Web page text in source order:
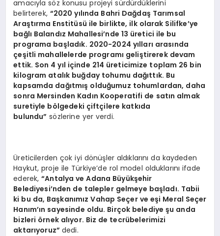
amacıyla söz konusu projeyi sürdürdüklerini
belirterek, “2020 yılında Bahri Dağdaş Tarımsal
Araştırma Enstitüsü ile birlikte, ilk olarak Silifke’ye
bağlı Balandız Mahallesi’nde 13 üretici ile bu
programa başladık. 2020-2024 yılları arasında
çeşitli mahallelerde programı geliştirerek devam
ettik. Son 4 yıl içinde 214 üreticimize toplam 26 bin
kilogram atalık buğday tohumu dağıttık. Bu
kapsamda dağıtmış olduğumuz tohumlardan, daha
sonra Mersinden Kadın Kooperatifi de satın almak
suretiyle bölgedeki çiftçilere katkıda
bulundu” sözlerine yer verdi.
Üreticilerden çok iyi dönüşler aldıklarını da kaydeden
Haykut, proje ile Türkiye’de rol model olduklarını ifade
ederek,“Antalya ve Adana Büyükşehir
Belediyesi’nden de talepler gelmeye başladı. Tabii
ki bu da, Başkanımız Vahap Seçer ve eşi Meral Seçer
Hanım’ın sayesinde oldu. Birçok belediye şu anda
bizleri örnek alıyor. Biz de tecrübelerimizi
aktarıyoruz” dedi.